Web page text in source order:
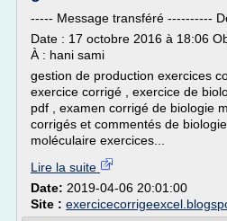
----- Message transféré ----------
Date : 17 octobre 2016 à 18:06
À : hani sami
gestion de production exercices
exercice corrigé , exercice de
pdf , examen corrigé de biologie
corrigés et commentés de
moléculaire exercices...
Lire la suite
Date: 2019-04-06 20:01:00
Site :